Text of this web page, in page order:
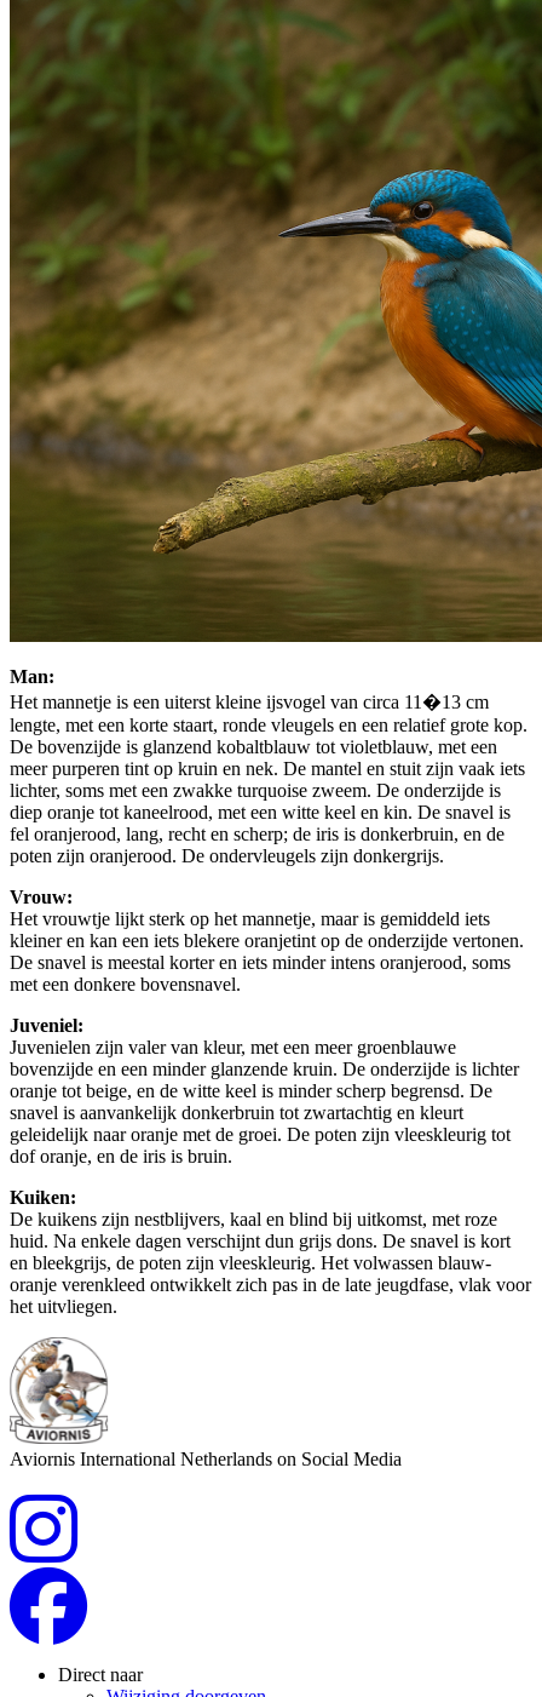
Man:
Het mannetje is een uiterst kleine ijsvogel van circa 11�13 cm
lengte, met een korte staart, ronde vleugels en een relatief grote kop.
De bovenzijde is glanzend kobaltblauw tot violetblauw, met een
meer purperen tint op kruin en nek. De mantel en stuit zijn vaak iets
lichter, soms met een zwakke turquoise zweem. De onderzijde is
diep oranje tot kaneelrood, met een witte keel en kin. De snavel is
fel oranjerood, lang, recht en scherp; de iris is donkerbruin, en de
poten zijn oranjerood. De ondervleugels zijn donkergrijs.
Vrouw:
Het vrouwtje lijkt sterk op het mannetje, maar is gemiddeld iets
kleiner en kan een iets blekere oranjetint op de onderzijde vertonen.
De snavel is meestal korter en iets minder intens oranjerood, soms
met een donkere bovensnavel.
Juveniel:
Juvenielen zijn valer van kleur, met een meer groenblauwe
bovenzijde en een minder glanzende kruin. De onderzijde is lichter
oranje tot beige, en de witte keel is minder scherp begrensd. De
snavel is aanvankelijk donkerbruin tot zwartachtig en kleurt
geleidelijk naar oranje met de groei. De poten zijn vleeskleurig tot
dof oranje, en de iris is bruin.
Kuiken:
De kuikens zijn nestblijvers, kaal en blind bij uitkomst, met roze
huid. Na enkele dagen verschijnt dun grijs dons. De snavel is kort
en bleekgrijs, de poten zijn vleeskleurig. Het volwassen blauw-
oranje verenkleed ontwikkelt zich pas in de late jeugdfase, vlak voor
het uitvliegen.
Aviornis International Netherlands on Social Media
Direct naar